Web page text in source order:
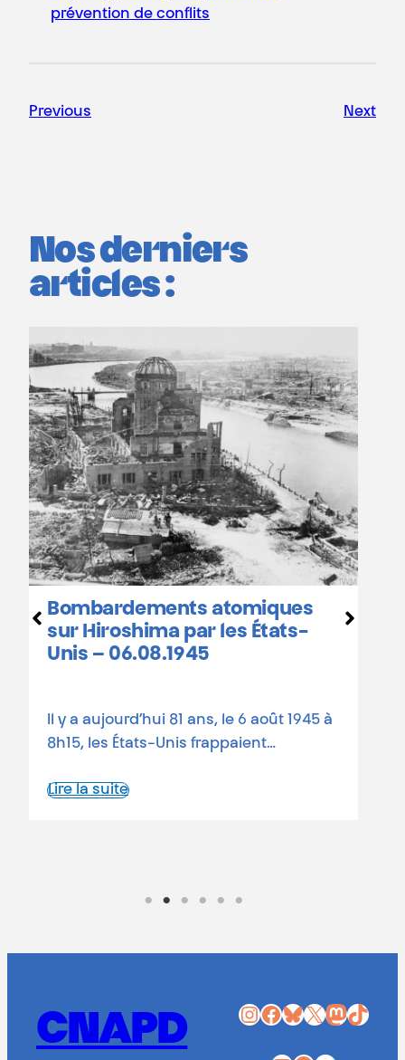
prévention de conflits
Previous Next
Nos derniers
articles :
1945 à
Hiroshima et Nagasaki :
calendrier des
commémorations en
81 ans depuis les bombardements
atomiques Le 6 août 1945, une
CNAPD InstagramFacebook Bluesky X Mastodon TikTok